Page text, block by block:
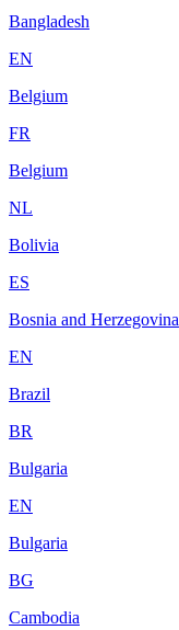
Bangladesh
EN
Belgium
FR
Belgium
NL
Bolivia
ES
Bosnia and Herzegovina
EN
Brazil
BR
Bulgaria
EN
Bulgaria
BG
Cambodia